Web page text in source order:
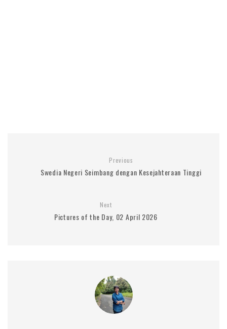
Previous
Swedia Negeri Seimbang dengan Kesejahteraan Tinggi
Next
Pictures of the Day, 02 April 2026